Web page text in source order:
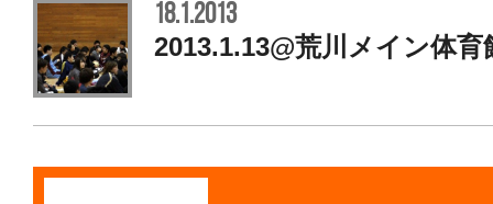
18.1.2013
2013.1.13@荒川メイン体